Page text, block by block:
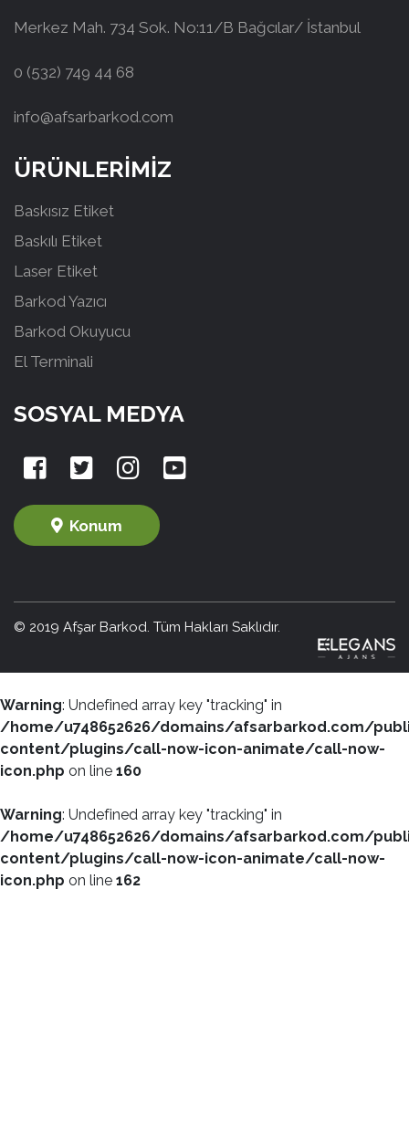
Merkez Mah. 734 Sok. No:11/B Bağcılar/ İstanbul
0 (532) 749 44 68
info@afsarbarkod.com
ÜRÜNLERİMİZ
Baskısız Etiket
Baskılı Etiket
Laser Etiket
Barkod Yazıcı
Barkod Okuyucu
El Terminali
SOSYAL MEDYA
Konum
© 2019 Afşar Barkod. Tüm Hakları Saklıdır.
Warning: Undefined array key "tracking" in
/home/u748652626/domains/afsarbarkod.com/
content/plugins/call-now-icon-animate/call-now-
icon.php on line 160
Warning: Undefined array key "tracking" in
/home/u748652626/domains/afsarbarkod.com/
content/plugins/call-now-icon-animate/call-now-
icon.php on line 162